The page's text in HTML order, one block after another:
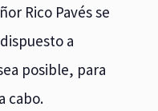
Rico Pavés se
a
posible, para
cabo.